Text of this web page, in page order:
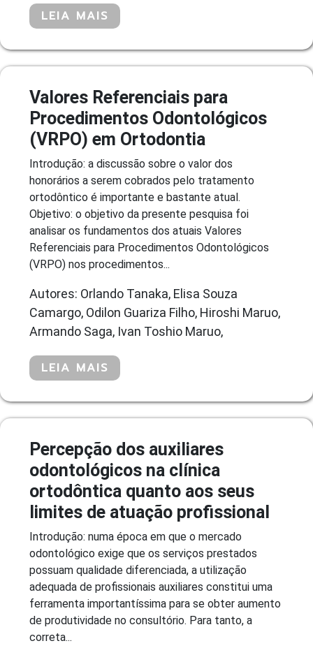
LEIA MAIS
Valores Referenciais para
Procedimentos Odontológicos
(VRPO) em Ortodontia
Introdução: a discussão sobre o valor dos
honorários a serem cobrados pelo tratamento
ortodôntico é importante e bastante atual.
Objetivo: o objetivo da presente pesquisa foi
analisar os fundamentos dos atuais Valores
Referenciais para Procedimentos Odontológicos
(VRPO) nos procedimentos...
Autores: Orlando Tanaka, Elisa Souza
Camargo, Odilon Guariza Filho, Hiroshi Maruo,
Armando Saga, Ivan Toshio Maruo,
LEIA MAIS
Percepção dos auxiliares
odontológicos na clínica
ortodôntica quanto aos seus
limites de atuação profissional
Introdução: numa época em que o mercado
odontológico exige que os serviços prestados
possuam qualidade diferenciada, a utilização
adequada de profissionais auxiliares constitui uma
ferramenta importantíssima para se obter aumento
de produtividade no consultório. Para tanto, a
correta...